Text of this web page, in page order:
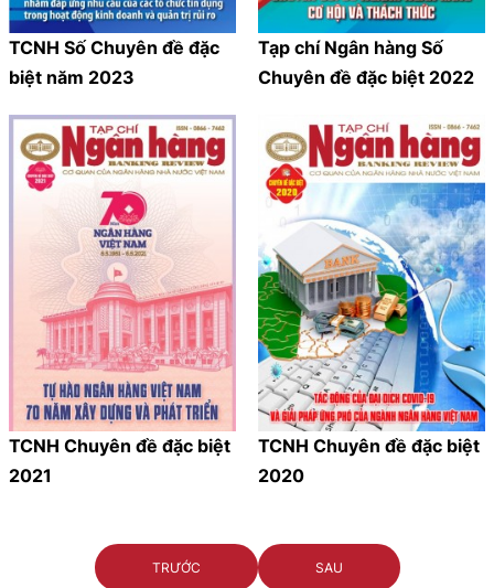
TCNH Số Chuyên đề đặc
biệt năm 2023
Tạp chí Ngân hàng Số
Chuyên đề đặc biệt 2022
TCNH Chuyên đề đặc biệt
2021
TCNH Chuyên đề đặc biệt
2020
TRƯỚC SAU